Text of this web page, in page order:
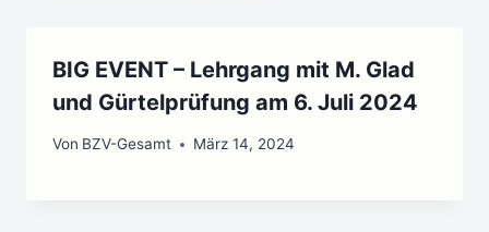
BIG EVENT – Lehrgang mit M. Glad
und Gürtelprüfung am 6. Juli 2024
Von BZV-Gesamt März 14, 2024